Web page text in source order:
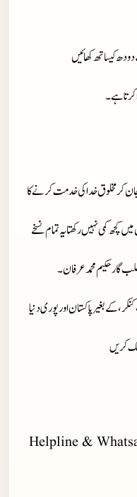
کیساتھ کھائیں
ہے۔
کر مخلوق خدا کی خدمت کرنے کا
کچھ کمی نہیں رکھتا یہ تمام نسخے
گار حکیم محمد عرفان۔
کے بغیر پاکستان اور پوری دنیا
کریں
Helpline &